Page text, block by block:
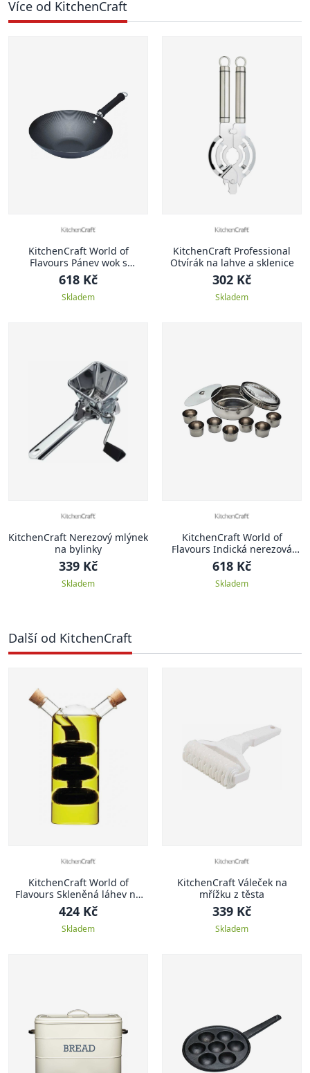
Více od KitchenCraft
KitchenCraft World of
Flavours Pánev wok s
nepřilnavým povrchem, 30
cm
618 Kč
Skladem
KitchenCraft Professional
Otvírák na lahve a sklenice
302 Kč
Skladem
KitchenCraft Nerezový mlýnek
na bylinky
339 Kč
Skladem
KitchenCraft World of
Flavours Indická nerezová
dóza na koření Masala
Dabba, 17 cm
618 Kč
Skladem
Další od KitchenCraft
KitchenCraft World of
Flavours Skleněná láhev na
olej a ocet, 300 ml / 100 ml
424 Kč
Skladem
KitchenCraft Váleček na
mřížku z těsta
339 Kč
Skladem